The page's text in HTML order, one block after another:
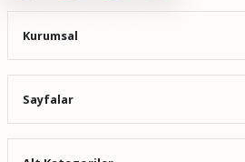
Kurumsal
Sayfalar